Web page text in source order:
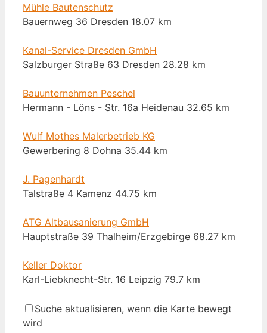
Mühle Bautenschutz
Bauernweg 36 Dresden 18.07 km
Kanal-Service Dresden GmbH
Salzburger Straße 63 Dresden 28.28 km
Bauunternehmen Peschel
Hermann - Löns - Str. 16a Heidenau 32.65 km
Wulf Mothes Malerbetrieb KG
Gewerbering 8 Dohna 35.44 km
J. Pagenhardt
Talstraße 4 Kamenz 44.75 km
ATG Altbausanierung GmbH
Hauptstraße 39 Thalheim/Erzgebirge 68.27 km
Keller Doktor
Karl-Liebknecht-Str. 16 Leipzig 79.7 km
ISOTEC-Fachbetrieb für Bautrockenlegung -
Abdichtungstechnik Kautzsch
Suche aktualisieren, wenn die Karte bewegt
wird